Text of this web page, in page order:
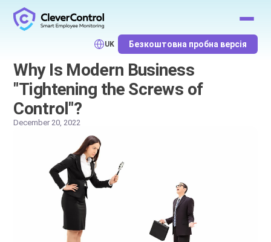
UK Безкоштовна пробна версія
Why Is Modern Business
"Tightening the Screws of
Control"?
December 20, 2022